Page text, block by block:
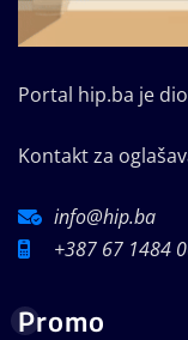
Portal hip.ba je
Kontakt za
info@hip.ba
+387 67 1484
Promo